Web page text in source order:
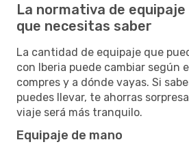
La normativa de equipaje
que necesitas saber
La cantidad de equipaje que
con Iberia puede cambiar según
compres y a dónde vayas. Si
puedes llevar, te ahorras
viaje será más tranquilo.
Equipaje de mano